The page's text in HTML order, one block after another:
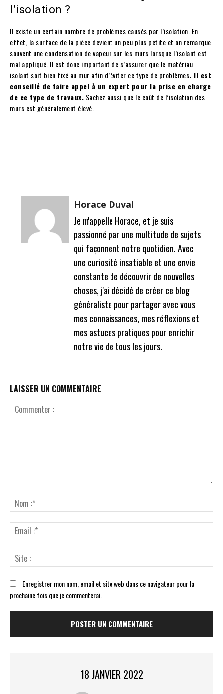
l’isolation ?
Il existe un certain nombre de problèmes causés par l’isolation. En
effet, la surface de la pièce devient un peu plus petite et on remarque
souvent une condensation de vapeur sur les murs lorsque l’isolant est
mal appliqué. Il est donc important de s’assurer que le matériau
isolant soit bien fixé au mur afin d’éviter ce type de problèmes. Il est
conseillé de faire appel à un expert pour la prise en charge
de ce type de travaux. Sachez aussi que le coût de l’isolation des
murs est généralement élevé.
Horace Duval
Je m'appelle Horace, et je suis
passionné par une multitude de sujets
qui façonnent notre quotidien. Avec
une curiosité insatiable et une envie
constante de découvrir de nouvelles
choses, j'ai décidé de créer ce blog
généraliste pour partager avec vous
mes connaissances, mes réflexions et
mes astuces pratiques pour enrichir
notre vie de tous les jours.
LAISSER UN COMMENTAIRE
:*
:*
:
Enregistrer mon nom, email et site web dans ce navigateur pour la
prochaine fois que je commenterai.
18 JANVIER 2022